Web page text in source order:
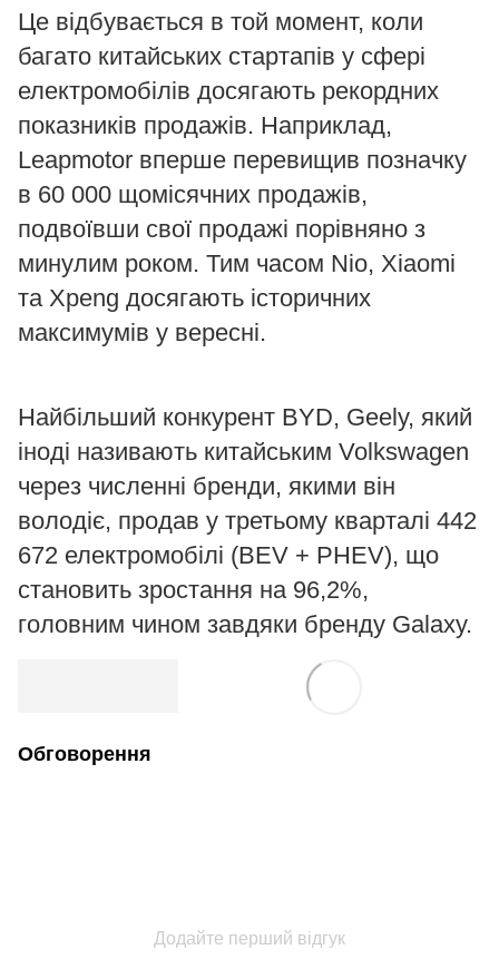
Це відбувається в той момент, коли
багато китайських стартапів у сфері
електромобілів досягають рекордних
показників продажів. Наприклад,
Leapmotor вперше перевищив позначку
в 60 000 щомісячних продажів,
подвоївши свої продажі порівняно з
минулим роком. Тим часом Nio, Xiaomi
та Xpeng досягають історичних
максимумів у вересні.
Найбільший конкурент BYD, Geely, який
іноді називають китайським Volkswagen
через численні бренди, якими він
володіє, продав у третьому кварталі 442
672 електромобілі (BEV + PHEV), що
становить зростання на 96,2%,
головним чином завдяки бренду Galaxy.
Обговорення
Додайте перший відгук